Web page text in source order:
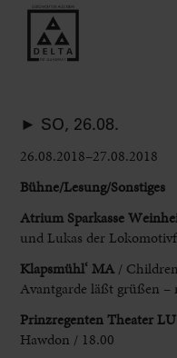
► SO, 26.08.
26.08.2018–27.08.2018
Bühne/Lesung/Sonstiges
Atrium Sparkasse
und Lukas der
Klapsmühl‘ MA /
Avantgarde läßt grüßen –
Prinzregenten Theater LU
Hawdon / 18.00